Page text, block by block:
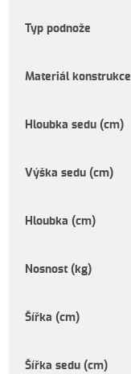
Typ podnože
Materiál konstrukce
Hloubka sedu (cm)
Výška sedu (cm)
Hloubka (cm)
Nosnost (kg)
Šířka (cm)
Šířka sedu (cm)